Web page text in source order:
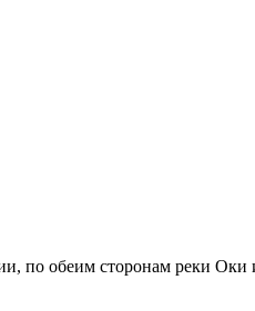
по обеим сторонам реки Оки